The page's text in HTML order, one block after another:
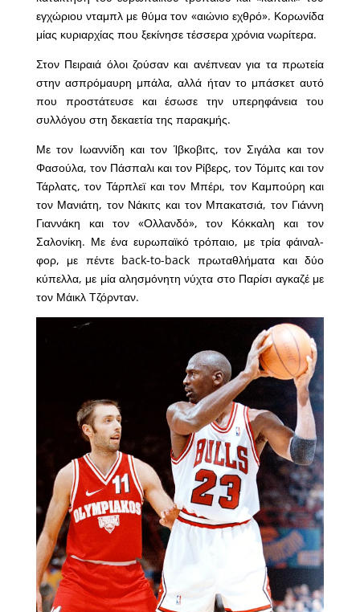
εγχώριου νταμπλ με θύμα τον «αιώνιο εχθρό». Κορωνίδα
μίας κυριαρχίας που ξεκίνησε τέσσερα χρόνια νωρίτερα.
Στον Πειραιά όλοι ζούσαν και ανέπνεαν για τα πρωτεία
στην ασπρόμαυρη μπάλα, αλλά ήταν το μπάσκετ αυτό
που προστάτευσε και έσωσε την υπερηφάνεια του
συλλόγου στη δεκαετία της παρακμής.
Με τον Ιωαννίδη και τον Ίβκοβιτς, τον Σιγάλα και τον
Φασούλα, τον Πάσπαλι και τον Ρίβερς, τον Τόμιτς και τον
Τάρλατς, τον Τάρπλεϊ και τον Μπέρι, τον Καμπούρη και
τον Μανιάτη, τον Νάκιτς και τον Μπακατσιά, τον Γιάννη
Γιαννάκη και τον «Ολλανδό», τον Κόκκαλη και τον
Σαλονίκη. Με ένα ευρωπαϊκό τρόπαιο, με τρία φάιναλ-
φορ, με πέντε back-to-back πρωταθλήματα και δύο
κύπελλα, με μία αλησμόνητη νύχτα στο Παρίσι αγκαζέ με
τον Μάικλ Τζόρνταν.